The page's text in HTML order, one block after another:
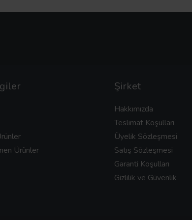
Ürünler
Şirket
Hakkımızda
Teslimat Koşulları
Üyelik Sözleşmesi
Satış Sözleşmesi
Garanti Koşulları
Gizlilik ve Güvenlik